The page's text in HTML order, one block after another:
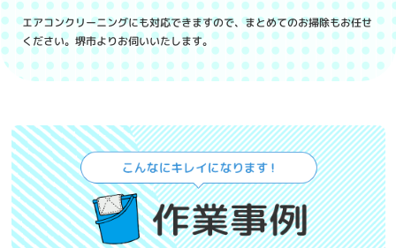
エアコンクリーニングにも対応できますので、まとめてのお掃除もお任せ
ください。堺市よりお伺いいたします。